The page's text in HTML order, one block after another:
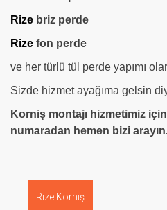
Rize briz perde
Rize fon perde
ve her türlü tül perde yapımı
Sizde hizmet ayağıma gelsin
Korniş montajı hizmetimiz için
numaradan hemen bizi
Rize Korniş